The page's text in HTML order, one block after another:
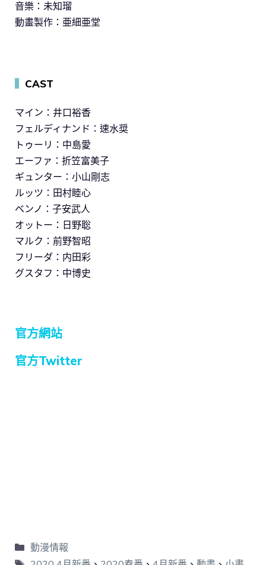
音樂：未知瑠
動畫製作：亜細亜堂
CAST
マイン：井口裕香
フェルディナンド：速水奨
トゥーリ：中島愛
エーファ：折笠富美子
ギュンター：小山剛志
ルッツ：田村睦心
ベンノ：子安武人
オットー：日野聡
マルク：前野智昭
フリーダ：内田彩
グスタフ：中博史
官方網站
官方Twitter
動漫情報